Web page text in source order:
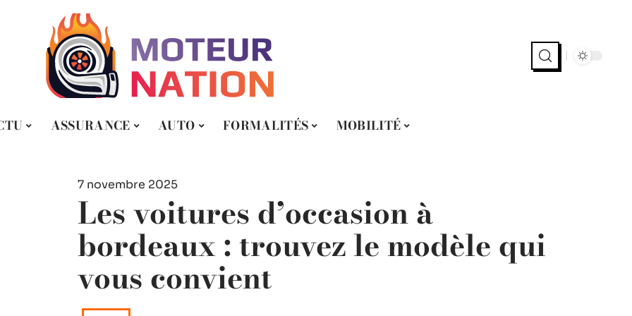
ASSURANCE AUTO FORMALITÉS MOBILITÉ
7 novembre 2025
Les voitures d’occasion à
bordeaux : trouvez le modèle qui
vous convient